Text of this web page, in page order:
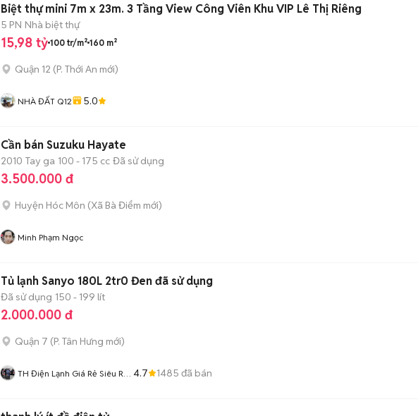
Biệt thự mini 7m x 23m. 3 Tầng View Công Viên Khu VIP Lê Thị Riêng
5 PN Nhà biệt thự
15,98 tỷ 100 tr/m² 160 m²
Quận 12 (P. Thới An mới)
NHÀ ĐẤT Q12 5.0
Cần bán Suzuku Hayate
2010 Tay ga 100 - 175 cc Đã sử dụng
3.500.000 đ
Huyện Hóc Môn (Xã Bà Điểm mới)
Minh Phạm Ngọc
Tủ lạnh Sanyo 180L 2tr0 Đen đã sử dụng
Đã sử dụng 150 - 199 lít
2.000.000 đ
Quận 7 (P. Tân Hưng mới)
TH Điện Lạnh Giá Rẻ Siêu Rẻ 4.7 1485 đã bán